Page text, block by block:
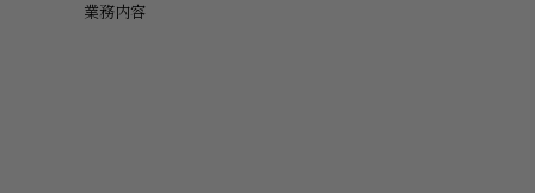
業務内容